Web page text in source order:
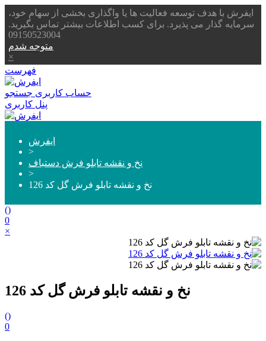
ایفرش با هدف توسعه فعالیت ها یا واگذاری بخشی از سهام خود،
سرمایه گذار می پذیرد. برای کسب اطلاعات بیشتر تماس بگیرید.
09150523004
متوجه شدم
×
فهرست
حساب کاربری جستجو
پنل کاربری
ایفرش
>
نخ و نقشه تابلو فرش دستباف
>
نخ و نقشه تابلو فرش گل کد 126
()
0
×
نخ و نقشه تابلو فرش گل کد 126
()
0